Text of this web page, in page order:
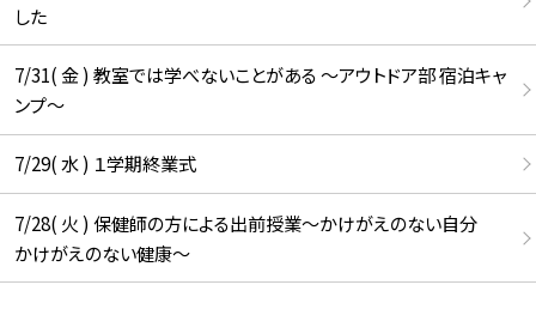
した
7/31( 金 ) 教室では学べないことがある ～アウトドア部 宿泊キャ
ンプ～
7/29( 水 ) １学期終業式
7/28( 火 ) 保健師の方による出前授業～かけがえのない自分
かけがえのない健康～